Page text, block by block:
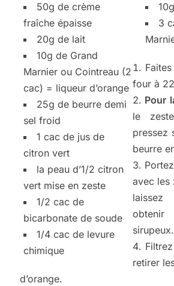
50g de crème
fraîche épaisse
20g de lait
10g de Grand
Marnier ou Cointreau (2
cac) = liqueur d’orange
25g de beurre demi
sel froid
1 cac de jus de
citron vert
la peau d’1/2 citron
vert mise en zeste
1/2 cac de
bicarbonate de soude
1/4 cac de levure
chimique
3
four à
Pour
le
pressez
beurre
avec les
laissez
sirupeux.
retirer
d’orange.